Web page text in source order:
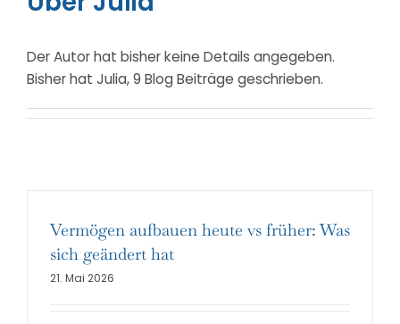
Der Autor hat bisher keine Details angegeben.
Bisher hat Julia, 9 Blog Beiträge geschrieben.
Vermögen aufbauen heute vs früher: Was
sich geändert hat
21. Mai 2026